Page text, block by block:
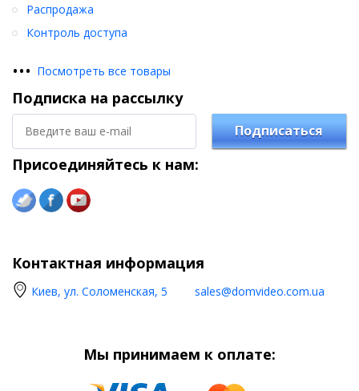
Распродажа
Контроль доступа
••• Посмотреть все товары
Подписка на рассылку
Подписаться
Присоединяйтесь к нам:
Контактная информация
Киев, ул. Соломенская, 5 sales@domvideo.com.ua
Мы принимаем к оплате: